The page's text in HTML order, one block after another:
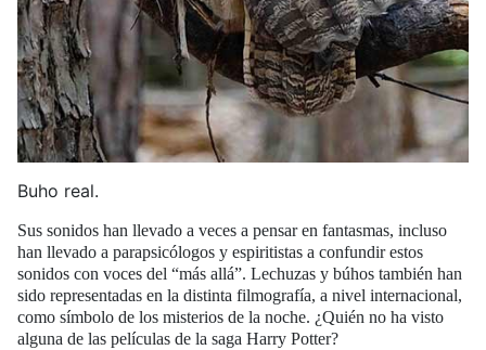
Buho real.
Sus sonidos han llevado a veces a pensar en fantasmas, incluso
han llevado a parapsicólogos y espiritistas a confundir estos
sonidos con voces del “más allá”. Lechuzas y búhos también han
sido representadas en la distinta filmografía, a nivel internacional,
como símbolo de los misterios de la noche. ¿Quién no ha visto
alguna de las películas de la saga Harry Potter?